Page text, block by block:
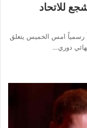
9 آلاف مشجع للاتحاد
رسمياً امس الخميس يتعلق
دوري…